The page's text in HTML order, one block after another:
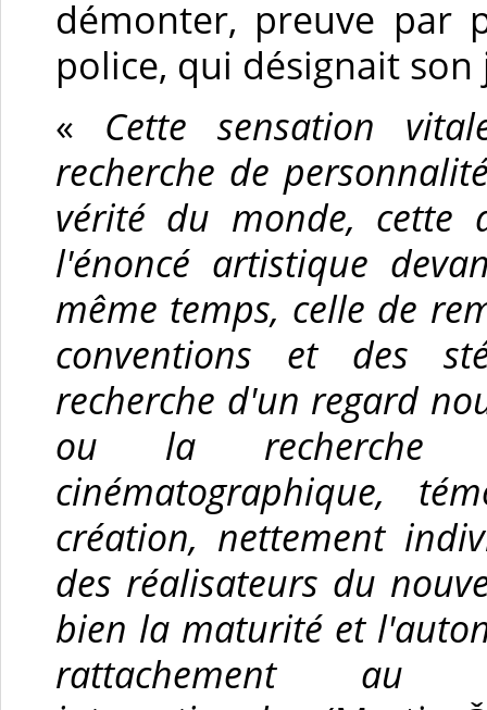
démonter, preuve par
police, qui désignait
« Cette sensation
recherche de
vérité du monde, cette
l'énoncé artistique
même temps, celle de
conventions et des
recherche d'un regard
ou la recherche
cinématographique,
création, nettement
des réalisateurs du
bien la maturité et
rattachement au